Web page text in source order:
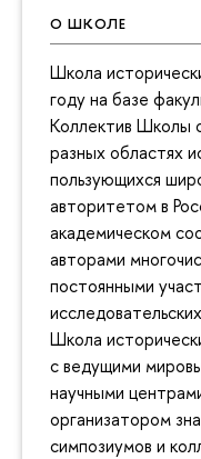
О ШКОЛЕ
Школа
году на базе
Коллектив Школы
разных областях
пользующихся
авторитетом в
академическом
авторами
постоянными
Школа
с ведущими
научными
организатором
симпозиумов и